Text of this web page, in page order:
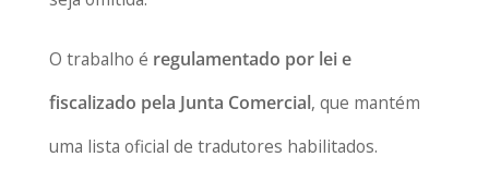
O trabalho é regulamentado por lei e
fiscalizado pela Junta Comercial, que mantém
uma lista oficial de tradutores habilitados.